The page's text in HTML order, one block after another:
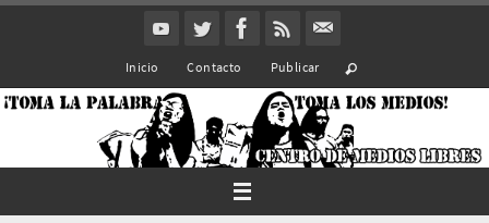
Inicio Contacto Publicar